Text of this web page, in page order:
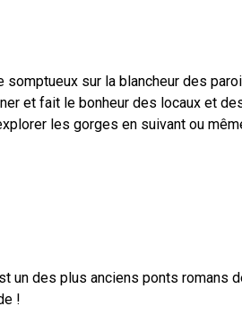
sur la blancheur des
et fait le bonheur des locaux et
les gorges en suivant ou
un des plus anciens ponts
!